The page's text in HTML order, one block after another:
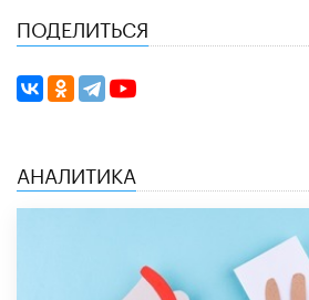
ПОДЕЛИТЬСЯ
АНАЛИТИКА